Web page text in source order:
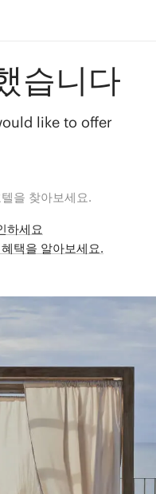
습니다
like to offer
을 찾아보세요.
하세요
택을 알아보세요.